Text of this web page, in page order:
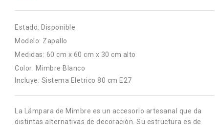
Estado: Disponible
Modelo: Zapallo
Medidas: 60 cm x 60 cm x 30 cm alto
Color: Mimbre Blanco
Incluye: Sistema Eletrico 80 cm E27
La Lámpara de Mimbre es un accesorio artesanal que da
distintas alternativas de decoración. Su estructura es de